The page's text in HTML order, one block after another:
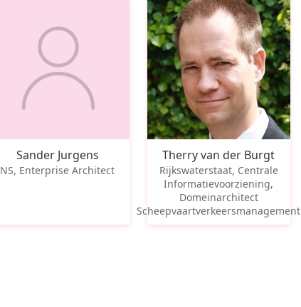
Sander Jurgens
NS, Enterprise Architect
Therry van der Burgt
Rijkswaterstaat, Centrale
Informatievoorziening,
Domeinarchitect
Scheepvaartverkeersmanagement